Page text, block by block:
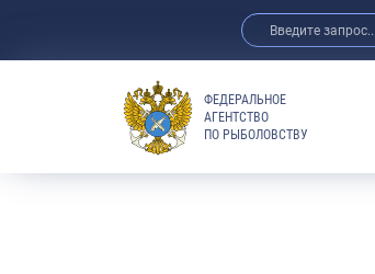
ФЕДЕРАЛЬНОЕ
АГЕНТСТВО
ПО РЫБОЛОВСТВУ